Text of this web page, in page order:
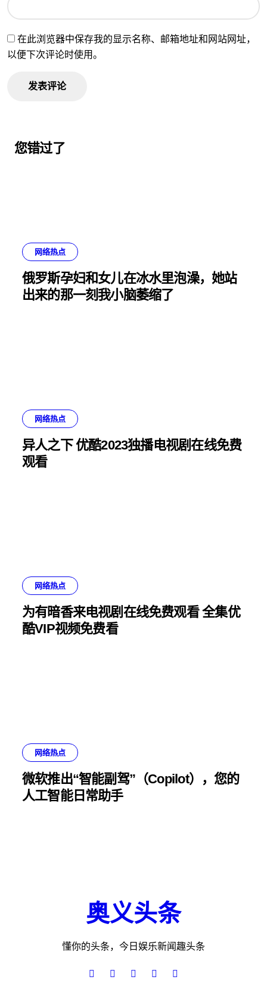
在此浏览器中保存我的显示名称、邮箱地址和网站网址，
以便下次评论时使用。
您错过了
网络热点
俄罗斯孕妇和女儿在冰水里泡澡，她站
出来的那一刻我小脑萎缩了
网络热点
异人之下 优酷2023独播电视剧在线免费
观看
网络热点
为有暗香来电视剧在线免费观看 全集优
酷VIP视频免费看
网络热点
微软推出“智能副驾”（Copilot），您的
人工智能日常助手
奥义头条
懂你的头条，今日娱乐新闻趣头条